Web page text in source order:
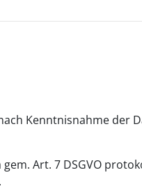
Kenntnisnahme der
Art. 7 DSGVO